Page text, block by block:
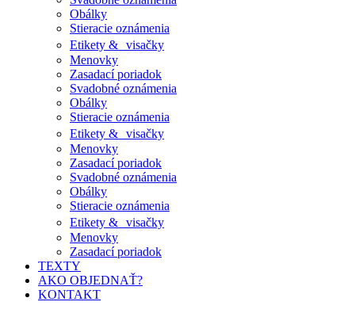
Obálky
Stieracie oznámenia
Etikety & visačky
Menovky
Zasadací poriadok
Svadobné oznámenia
Obálky
Stieracie oznámenia
Etikety & visačky
Menovky
Zasadací poriadok
Svadobné oznámenia
Obálky
Stieracie oznámenia
Etikety & visačky
Menovky
Zasadací poriadok
TEXTY
AKO OBJEDNAŤ?
KONTAKT